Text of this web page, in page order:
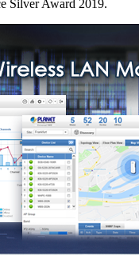
Silver Award 2019.